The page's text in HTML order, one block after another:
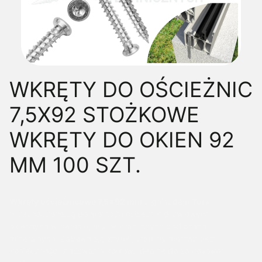
WKRĘTY DO OŚCIEŻNIC
7,5X92 STOŻKOWE
WKRĘTY DO OKIEN 92
MM 100 SZT.